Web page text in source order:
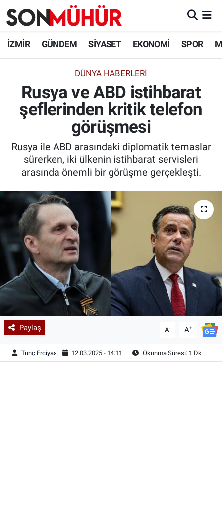
İZMİR GÜNDEM SİYASET EKONOMİ SPOR
DÜNYA HABERLERI
Rusya ve ABD istihbarat
şeflerinden kritik telefon
görüşmesi
Rusya ile ABD arasındaki diplomatik temaslar
sürerken, iki ülkenin istihbarat servisleri
arasında önemli bir görüşme gerçekleşti.
Paylaş A- A+
Tunç Erciyas 12.03.2025 - 14:11 Okunma Süresi: 1 Dk
İzmir Nöbetçi Eczaneler
İzmir Namaz Vakitleri
İzmir Trafik Yoğunluk Haritası
Süper Lig Puan Durumu ve Fikstür
Tüm Manşetler
Son Dakika Haberleri
Haber Arşivi